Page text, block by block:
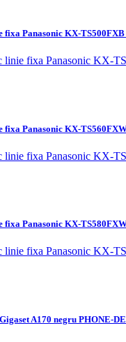
fixa Panasonic KX-
fixa Panasonic KX-
fixa Panasonic KX-
A170 negru PHONE-